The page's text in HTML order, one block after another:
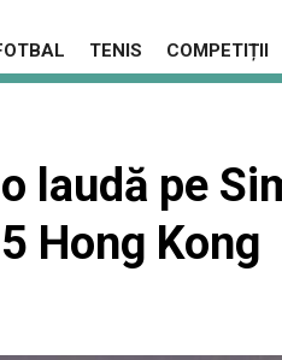
TENIS COMPETIȚII
laudă pe
Hong Kong